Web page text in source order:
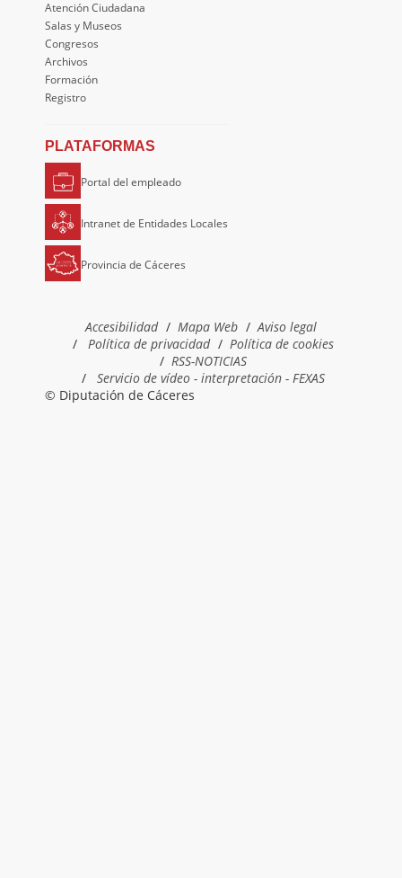
Atención Ciudadana
Salas y Museos
Congresos
Archivos
Formación
Registro
PLATAFORMAS
Portal del empleado
Intranet de Entidades Locales
Provincia de Cáceres
Accesibilidad Mapa Web
Aviso legal
Política de privacidad
Política de cookies
RSS-NOTICIAS
Servicio de vídeo - interpretación - FEXAS
© Diputación de Cáceres